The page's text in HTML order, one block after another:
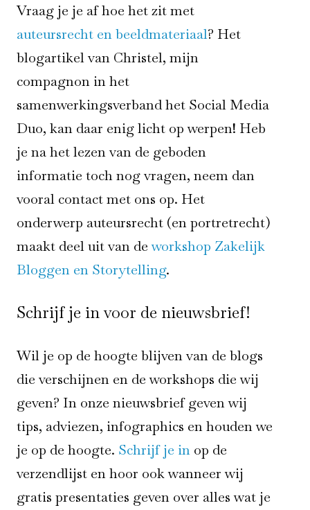
Vraag je je af hoe het zit met
auteursrecht en beeldmateriaal? Het
blogartikel van Christel, mijn
compagnon in het
samenwerkingsverband het Social Media
Duo, kan daar enig licht op werpen! Heb
je na het lezen van de geboden
informatie toch nog vragen, neem dan
vooral contact met ons op. Het
onderwerp auteursrecht (en portretrecht)
maakt deel uit van deworkshop Zakelijk
Bloggen en Storytelling.
Schrijf je in voor de nieuwsbrief!
Wil je op de hoogte blijven van de blogs
die verschijnen en de workshops die wij
geven? In onze nieuwsbrief geven wij
tips, adviezen, infographics en houden we
je op de hoogte. Schrijf je in op de
verzendlijst en hoor ook wanneer wij
gratis presentaties geven over alles wat je